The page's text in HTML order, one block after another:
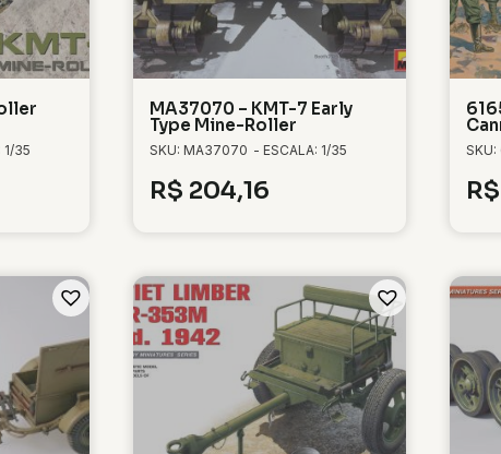
1/35
MA37070 – KMT-7 Early
Type Mine-Roller
SKU: MA37070 - ESCALA: 1/35
R$ 204,16
SKU:
R$